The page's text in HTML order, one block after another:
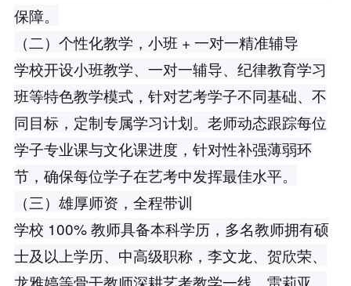
保障。
（二）个性化教学，小班 + 一对一精准辅导
学校开设小班教学、一对一辅导、纪律教育学习
班等特色教学模式，针对艺考学子不同基础、不
同目标，定制专属学习计划。老师动态跟踪每位
学子专业课与文化课进度，针对性补强薄弱环
节，确保每位学子在艺考中发挥最佳水平。
（三）雄厚师资，全程带训
学校 100% 教师具备本科学历，多名教师拥有硕
士及以上学历、中高级职称，李文龙、贺欣荣、
龙雅婷等骨干教师深耕艺考教学一线，雷莉亚、